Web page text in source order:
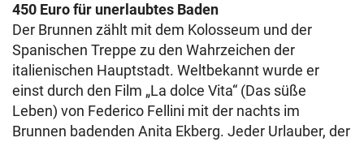
450 Euro für unerlaubtes Baden
Der Brunnen zählt mit dem Kolosseum und der
Spanischen Treppe zu den Wahrzeichen der
italienischen Hauptstadt. Weltbekannt wurde er
einst durch den Film „La dolce Vita“ (Das süße
Leben) von Federico Fellini mit der nachts im
Brunnen badenden Anita Ekberg. Jeder Urlauber, der